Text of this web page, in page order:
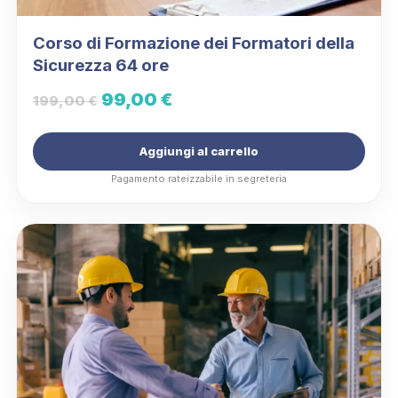
Corso di Formazione dei Formatori della
Sicurezza 64 ore
199,00€ Il
prezzo
originale
era:
99,00 €Il
prezzo
attuale
è:
Aggiungi al carrello
Pagamento rateizzabile in segreteria